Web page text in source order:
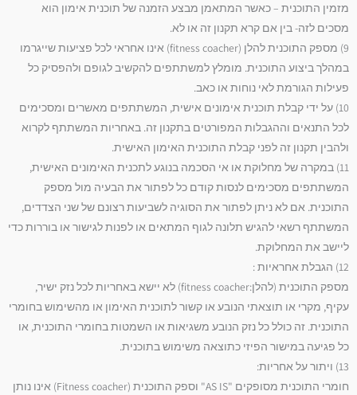
מזמין התוכנית – כאשר המתאמן מבצע הזמנה של תוכנית אימון הוא
מסכים לזה- בין אם קרא תקנון זה או לא.
9) מספק התוכנית להלן (fitness coacher) אינו אחראי לכל פציעות שייגרמו
במהלך ביצוע התוכנית. מומלץ למשתתפים להקשיב לגופם ולהפסיק כל
פעילות הגורמת לאי נוחות או כאב.
10) על ידי קבלת תוכנית אימונים אישית, המשתתפים מאשרים ומסכימים
לכל התנאים וההגבלות המפורטים בתקנון זה. באחריות המשתתף לקרוא
ולהבין תקנון זה לפני קבלת התוכנית האימון האישית.
11) במקרה של מחלוקת או אי הסכמה בנוגע לתכנית האימונים האישית,
המשתתפים מסכימים לנסות קודם כל לפתור את הבעיה מול מספק
התוכנית. אם לא ניתן לפתור את הסוגיה לשביעות רצונם של שני הצדדים,
המשתתף רשאי להגיש תלונה לגוף המתאים או לפנות לגישור או בוררות כדי
ליישב את המחלוקת.
12) הגבלת אחראיות :
מספק התוכנית (להלן:fitness coacher) לא יישא באחריות לכל נזק ישיר,
עקיף, מקרי או תוצאתי הנובע או קשור לתוכנית האימון או מהשימוש בחומרי
התוכנית. זה כולל כל נזק הנובע משגיאות או השמטות בחומרי התוכנית, או
כל פגיעה במישור הפיזי כתוצאה משימוש בתוכנית.
13) ויתור על אחריות:
חומרי התוכנית מסופקים "AS IS" וספק התוכנית (Fitness coacher) אינו נותן